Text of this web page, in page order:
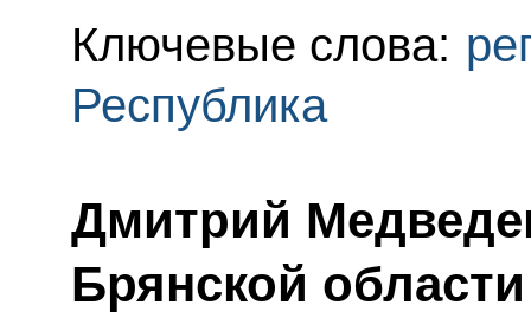
Ключевые слова:
Республика
Дмитрий
Брянской